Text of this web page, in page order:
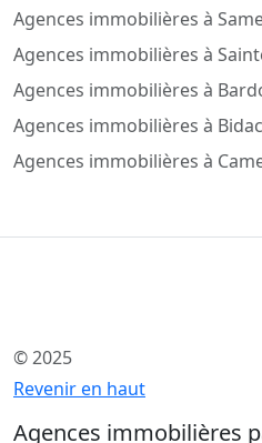
Agences immobilières à
Agences immobilières à
Agences immobilières à
Agences immobilières à
Agences immobilières à
© 2025
Revenir en haut
Agences immobilières